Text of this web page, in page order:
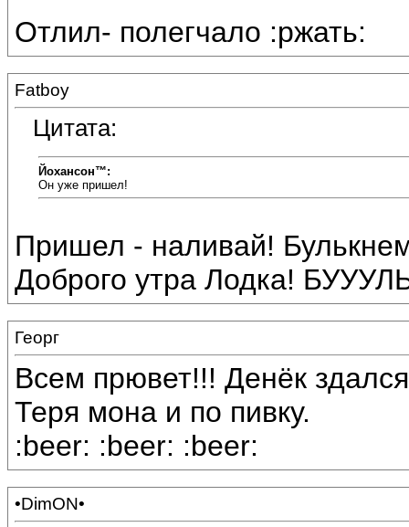
Отлил- полегчало :ржать:
Fatboy
Цитата:
Йохансон™:
Он уже пришел!
Пришел - наливай!
Доброго утра Лодка!
Георг
Всем прювет!!! Денёк
Теря мона и по пивку.
:beer: :beer: :beer:
•DimON•